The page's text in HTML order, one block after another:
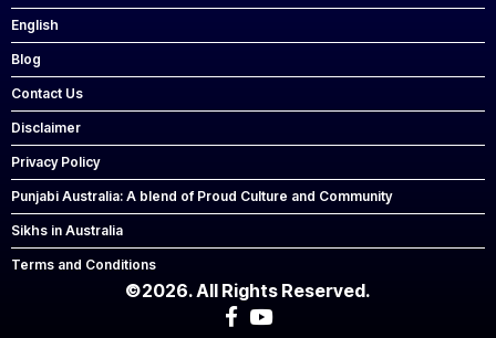
English
Blog
Contact Us
Disclaimer
Privacy Policy
Punjabi Australia: A blend of Proud Culture and Community
Sikhs in Australia
Terms and Conditions
©2026. All Rights Reserved.